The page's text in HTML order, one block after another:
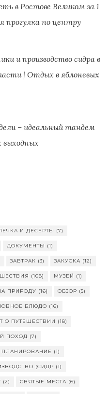
в Ростове Великом за 1
прогулка по центру
и производство сидра в
| Отдых в яблоневых
– идеальный тандем
выходных
И ДЕСЕРТЫ (7)
ДОКУМЕНТЫ (1)
ЗАВТРАК (3) ЗАКУСКА (12)
(108) МУЗЕЙ (1)
ПРИРОДУ (16) ОБЗОР (5)
БЛЮДО (16)
О ПУТЕШЕСТВИИ (18)
ПОХОД (7)
ПЛАНИРОВАНИЕ (1)
(СИДР (1)
(2) СВЯТЫЕ МЕСТА (6)